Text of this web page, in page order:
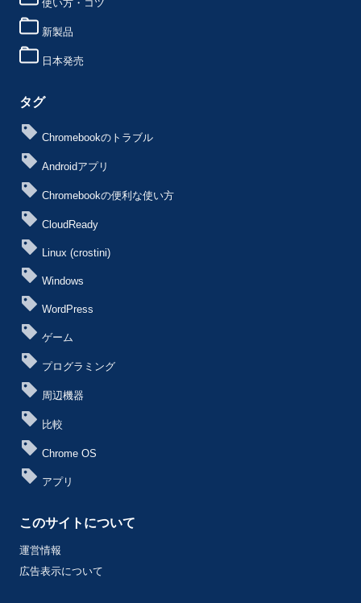
使い方・コツ
新製品
日本発売
タグ
Chromebookのトラブル
Androidアプリ
Chromebookの便利な使い方
CloudReady
Linux (crostini)
Windows
WordPress
ゲーム
プログラミング
周辺機器
比較
Chrome OS
アプリ
このサイトについて
運営情報
広告表示について